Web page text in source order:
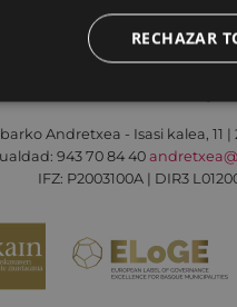
Andretxea - Isasi kalea, 11 |
943 70 84 40
IFZ: P2003100A | DIR3
RECHAZAR